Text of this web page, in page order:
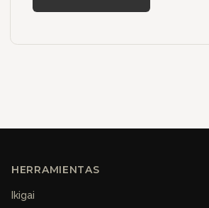
HERRAMIENTAS
Ikigai